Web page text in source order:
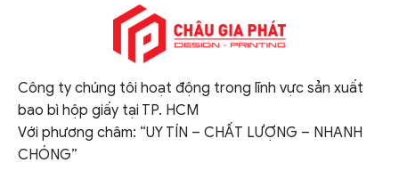
Công ty chúng tôi hoạt động trong lĩnh vực sản xuất
bao bì hộp giấy tại TP. HCM
Với phương châm: “UY TÍN – CHẤT LƯỢNG – NHANH
CHÓNG”